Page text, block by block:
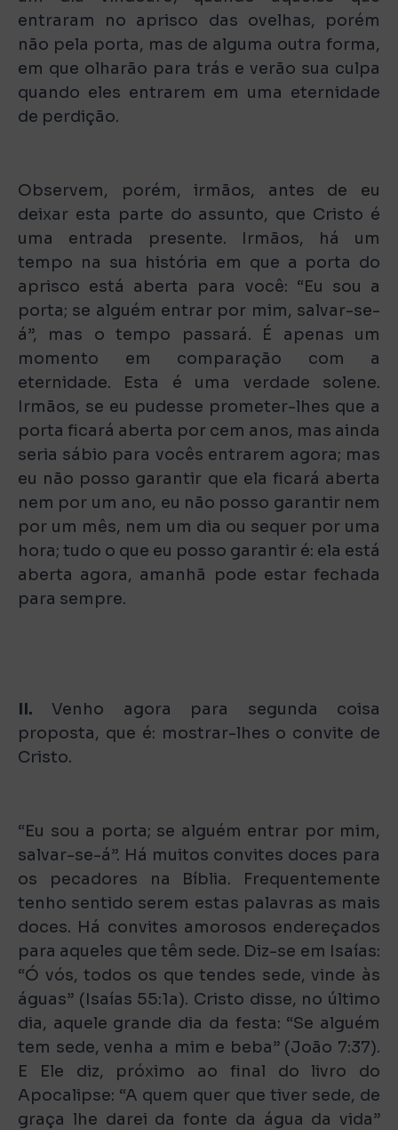
entraram no aprisco das ovelhas, porém
não pela porta, mas de alguma outra forma,
em que olharão para trás e verão sua culpa
quando eles entrarem em uma eternidade
de perdição.
Observem, porém, irmãos, antes de eu
deixar esta parte do assunto, que Cristo é
uma entrada presente. Irmãos, há um
tempo na sua história em que a porta do
aprisco está aberta para você: “Eu sou a
porta; se alguém entrar por mim, salvar-se-
á”, mas o tempo passará. É apenas um
momento em comparação com a
eternidade. Esta é uma verdade solene.
Irmãos, se eu pudesse prometer-lhes que a
porta ficará aberta por cem anos, mas ainda
seria sábio para vocês entrarem agora; mas
eu não posso garantir que ela ficará aberta
nem por um ano, eu não posso garantir nem
por um mês, nem um dia ou sequer por uma
hora; tudo o que eu posso garantir é: ela está
aberta agora, amanhã pode estar fechada
para sempre.
II.Venho agora para segunda coisa
proposta, que é: mostrar-lhes o convite de
Cristo.
“Eu sou a porta; se alguém entrar por mim,
salvar-se-á”. Há muitos convites doces para
os pecadores na Bíblia. Frequentemente
tenho sentido serem estas palavras as mais
doces. Há convites amorosos endereçados
para aqueles que têm sede. Diz-se em Isaías:
“Ó vós, todos os que tendes sede, vinde às
águas” (Isaías 55:1a). Cristo disse, no último
dia, aquele grande dia da festa: “Se alguém
tem sede, venha a mim e beba” (João 7:37).
E Ele diz, próximo ao final do livro do
Apocalipse: “A quem quer que tiver sede, de
graça lhe darei da fonte da água da vida”